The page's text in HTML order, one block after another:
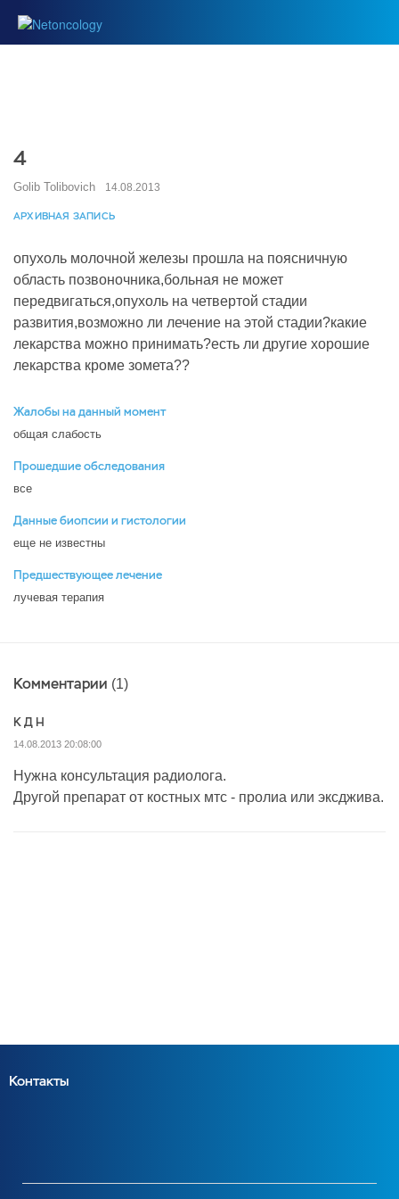
4
Golib Tolibovich 14.08.2013
АРХИВНАЯ ЗАПИСЬ
опухоль молочной железы прошла на поясничную
область позвоночника,больная не может
передвигаться,опухоль на четвертой стадии
развития,возможно ли лечение на этой стадии?какие
лекарства можно принимать?есть ли другие хорошие
лекарства кроме зомета??
Жалобы на данный момент
общая слабость
Прошедшие обследования
все
Данные биопсии и гистологии
еще не известны
Предшествующее лечение
лучевая терапия
Комментарии (1)
К Д Н
14.08.2013 20:08:00
Нужна консультация радиолога.
Другой препарат от костных мтс - пролиа или эксджива.
Контакты